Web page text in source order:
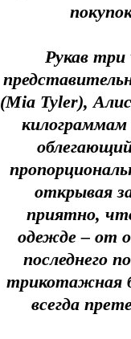
Рукав
(Mia Tyler),
килограммам
открывая
приятно,
одежде – от
последнего
трикотажная
всегда